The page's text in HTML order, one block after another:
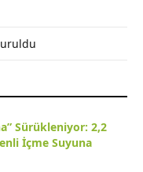
Sürükleniyor: 2,2
İçme Suyuna